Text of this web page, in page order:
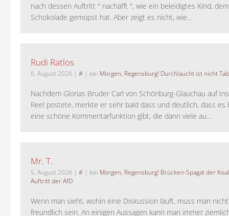
nach dessen Auftritt " nachäfft ", wie ein beleidigtes Kind,
Schokolade gemopst hat. Aber zeigt es nicht, wie...
Rudi Ratlos
6. August 2026 | # | bei Morgen, Regensburg! Durchlaucht ist nicht
Nachdem Glorias Bruder Carl von Schönburg-Glauchau auf
Reel postete, merkte er sehr bald dass und deutlich, dass es
eine schöne Kommentarfunktion gibt, die dann viele au...
Mr. T.
5. August 2026 | # | bei Morgen, Regensburg! Brücken-Spagat der
Auftritt der AfD
Wenn man sieht, wohin eine Diskussion läuft, muss man
freundlich sein. An einigen Aussagen kann man immer